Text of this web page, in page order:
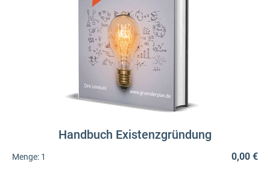
Handbuch Existenzgründung
Menge: 1
0,00 €